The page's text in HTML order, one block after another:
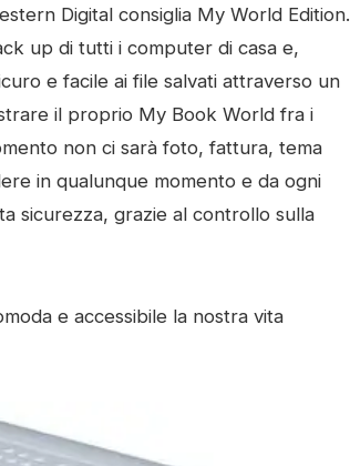
Digital consiglia My World Edition.
up di tutti i computer di casa e,
e facile ai file salvati attraverso un
il proprio My Book World fra i
non ci sarà foto, fattura, tema
in qualunque momento e da ogni
sicurezza, grazie al controllo sulla
e accessibile la nostra vita